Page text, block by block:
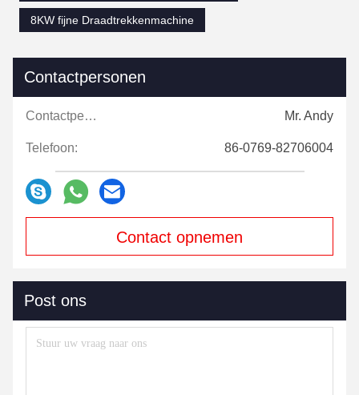
8KW fijne Draadtrekkenmachine
Contactpersonen
Contactpersonen: Mr. Andy
Telefoon: 86-0769-82706004
Contact opnemen
Post ons